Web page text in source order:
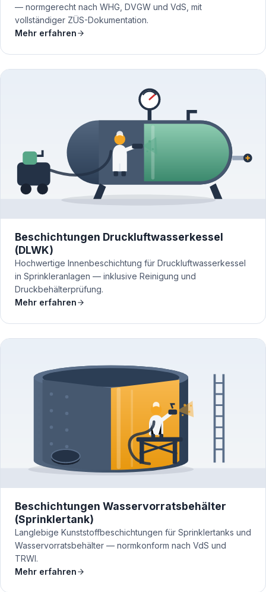
— normgerecht nach WHG, DVGW und VdS, mit
vollständiger ZÜS-Dokumentation.
Mehr erfahren
Beschichtungen Druckluftwasserkessel
(DLWK)
Hochwertige Innenbeschichtung für Druckluftwasserkessel
in Sprinkleranlagen — inklusive Reinigung und
Druckbehälterprüfung.
Mehr erfahren
Beschichtungen Wasservorratsbehälter
(Sprinklertank)
Langlebige Kunststoffbeschichtungen für Sprinklertanks und
Wasservorratsbehälter — normkonform nach VdS und
TRWI.
Mehr erfahren